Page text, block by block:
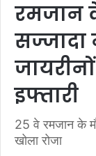
रमजान
सज्जादा
इफ्तारी
25 वे रमजान के
खोला रोजा